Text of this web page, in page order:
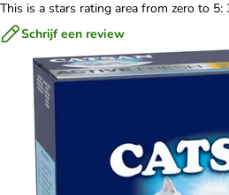
This is a stars rating area from zero to 5:
Schrijf een review